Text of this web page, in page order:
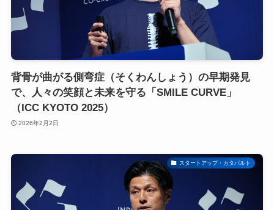
背骨が曲がる側弯症（そくわんしょう）の早期発見
で、人々の笑顔と未来を守る「SMILE CURVE」
（ICC KYOTO 2025）
2026年2月2日
スタートアップ・カタパルト